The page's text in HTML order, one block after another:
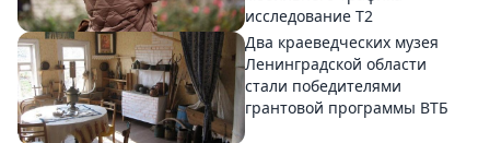
исследование T2
Два краеведческих музея
Ленинградской области
стали победителями
грантовой программы ВТБ